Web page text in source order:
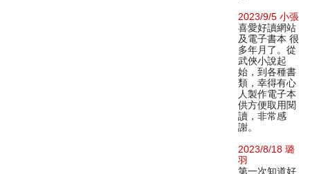
2023/9/5 小張
喜愛好讀網站
及電子書本 很
多年月了。從
武俠小說起
始，到各種書
類，幸得有心
人製作電子本
供方便取用閱
讀，非常感
謝。
2023/8/18 璐
羽
第一次知道好